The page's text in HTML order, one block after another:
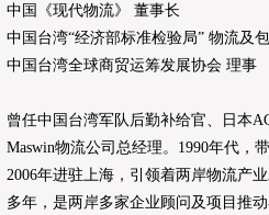
中国《现代物流》 董事长
中国台湾“经济部标准检验局” 物流及
中国台湾全球商贸运筹发展协会 理事
曾任中国台湾军队后勤补给官、日本
Maswin物流公司总经理。1990年代，
2006年进驻上海，引领着两岸物流产
多年，是两岸多家企业顾问及项目推